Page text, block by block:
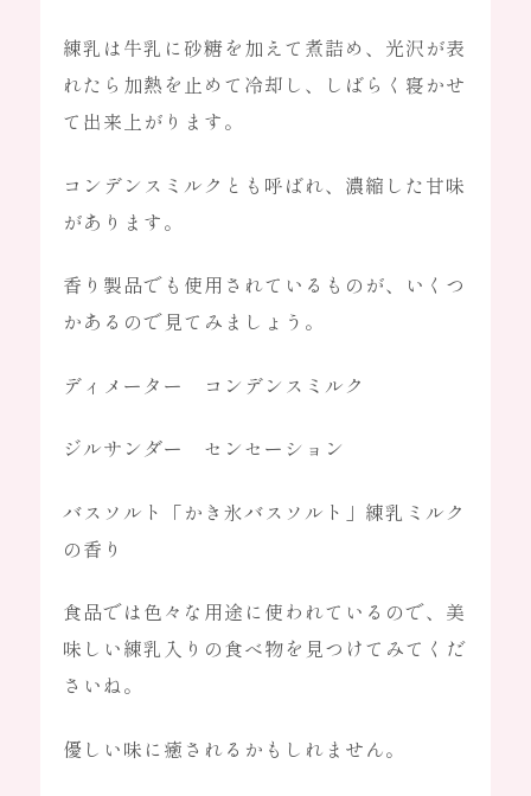
お知らせ
オンラインストア
会社概要
採用情報
〒141-0032
練乳は牛乳に砂糖を加えて煮詰め、光沢が表
れたら加熱を止めて冷却し、しばらく寝かせ
て出来上がります。
コンデンスミルクとも呼ばれ、濃縮した甘味
があります。
香り製品でも使用されているものが、いくつ
かあるので見てみましょう。
ディメーター コンデンスミルク
ジルサンダー センセーション
バスソルト「かき氷バスソルト」練乳ミルク
の香り
食品では色々な用途に使われているので、美
味しい練乳入りの食べ物を見つけてみてくだ
さいね。
優しい味に癒されるかもしれません。